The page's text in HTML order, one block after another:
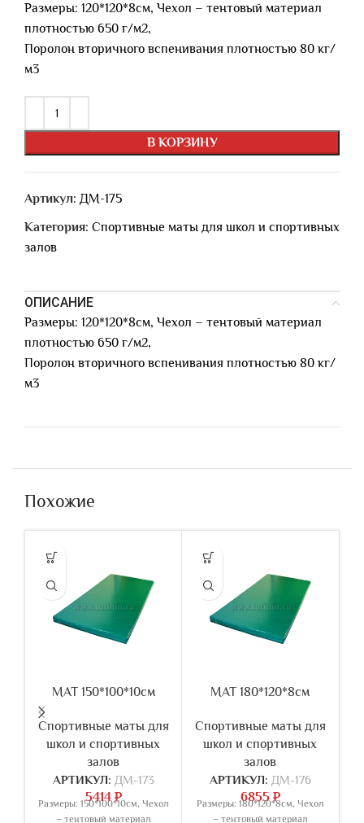
Размеры: 120*120*8см, Чехол – тентовый материал
плотностью 650 г/м2,
Поролон вторичного вспенивания плотностью 80 кг/
м3
В КОРЗИНУ
Артикул: ДМ-175
Категория: Спортивные маты для школ и спортивных
залов
ОПИСАНИЕ
Размеры: 120*120*8см, Чехол – тентовый материал
плотностью 650 г/м2,
Поролон вторичного вспенивания плотностью 80 кг/
м3
Похожие
МАТ 150*100*10см
Спортивные маты для
школ и спортивных
залов
АРТИКУЛ: ДМ-173
5414₽
Размеры: 150*100*10см, Чехол
– тентовый материал
МАТ 180*120*8см
Спортивные маты для
школ и спортивных
залов
АРТИКУЛ: ДМ-176
6855₽
Размеры: 180*120*8см, Чехол
– тентовый материал